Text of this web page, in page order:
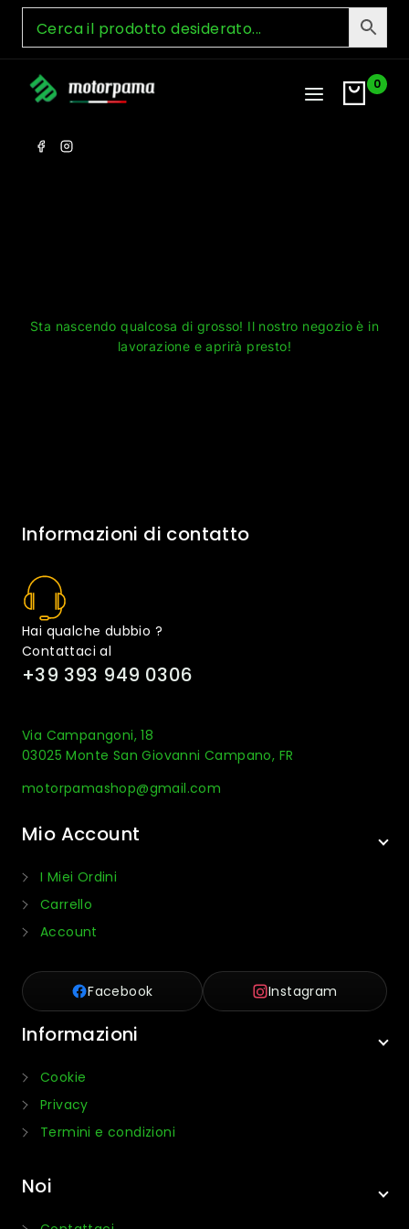
Skip
content
0
Sta nascendo qualcosa di grosso! Il nostro negozio è in
lavorazione e aprirà presto!
Informazioni di contatto
Hai qualche dubbio ?
Contattaci al
+39 393 949 0306
Via Campangoni, 18
03025 Monte San Giovanni Campano, FR
motorpamashop@gmail.com
Mio Account
I Miei Ordini
Carrello
Account
Facebook Instagram
Informazioni
Cookie
Privacy
Termini e condizioni
Noi